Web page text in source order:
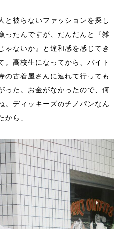
と被らないファッションを探し
ったんですが、だんだんと『雑
ゃないか』と違和感を感じてき
。高校生になってから、バイト
の古着屋さんに連れて行っても
った。お金がなかったので、何
。ディッキーズのチノパンなん
ら」